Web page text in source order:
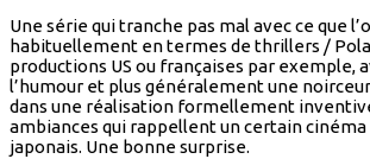
Une série qui tranche pas mal avec ce que
habituellement en termes de thrillers /
productions US ou françaises par exemple,
l’humour et plus généralement une
dans une réalisation formellement
ambiances qui rappellent un certain
japonais. Une bonne surprise.